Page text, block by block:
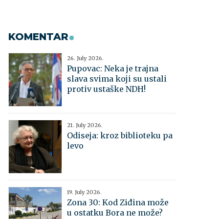
KOMENTAR
26. July 2026.
Pupovac: Neka je trajna
slava svima koji su ustali
protiv ustaške NDH!
21. July 2026.
Odiseja: kroz biblioteku pa
levo
19. July 2026.
Zona 30: Kod Ziđina može
u ostatku Bora ne može?